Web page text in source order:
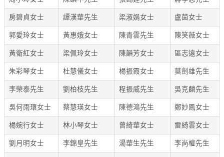
房碧貞女士 譚漢華先生 梁淑娟女士 盧茵女士
郭愛玲女士 黃惠娥女士 陳青雲先生 陳笑薇女士
黃衛紅女士 梁佩玲女士 陳韻芳女士 區志遠女士
朱彩琴女士 杜慧儀女士 楊振霞女士 莫劍雄先生
李榮泰先生 劉柏枝先生 程振威先生 吳克麟先生
吳何雨環女士 蔡慧瑛女士 陳德鴻先生 鄭妙鳳女士
楊婉行女士 林小琴女士 曾綺華女士 雷綺雲女士
劉月明女士 李錦皇先生 湯華生先生 李尚權先生